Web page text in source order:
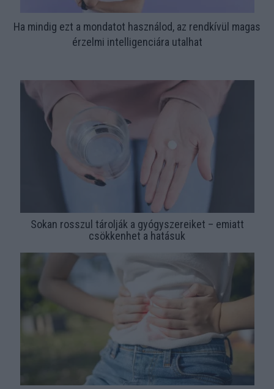
Ha mindig ezt a mondatot használod, az rendkívül magas
érzelmi intelligenciára utalhat
Sokan rosszul tárolják a gyógyszereiket – emiatt
csökkenhet a hatásuk